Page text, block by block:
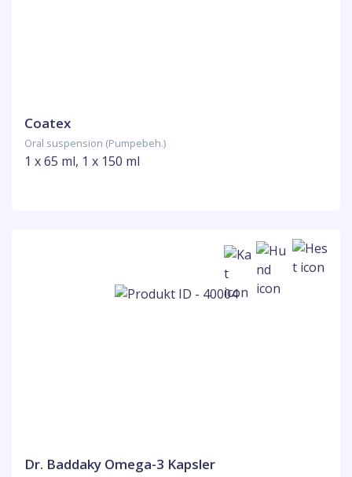
Coatex
Oral suspension (Pumpebeh.)
1 x 65 ml, 1 x 150 ml
Dr. Baddaky Omega-3 Kapsler